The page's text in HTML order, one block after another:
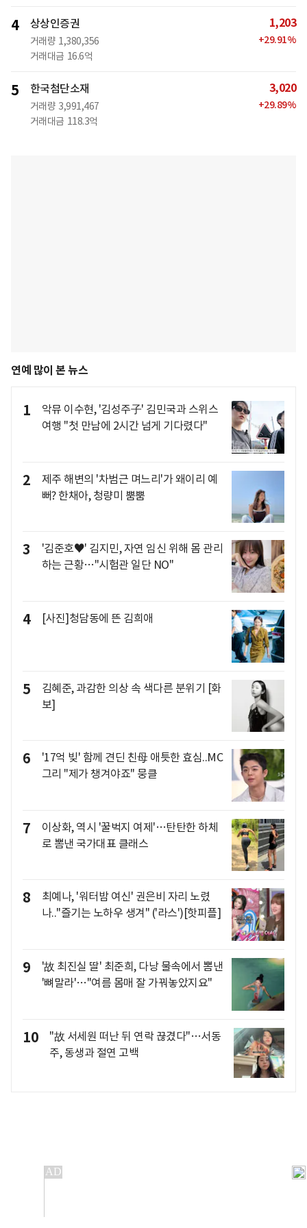
4 상상인증권
거래량 1,380,356
거래대금 16.6억
1,203
+29.91%
5 한국첨단소재
거래량 3,991,467
거래대금 118.3억
3,020
+29.89%
연예 많이 본 뉴스
1
악뮤 이수현, '김성주子' 김민국과 스위스
여행 "첫 만남에 2시간 넘게 기다렸다"
2
제주 해변의 '차범근 며느리'가 왜이리 예
뻐? 한채아, 청량미 뿜뿜
3
'김준호♥' 김지민, 자연 임신 위해 몸 관리
하는 근황…"시험관 일단 NO"
4 [사진]청담동에 뜬 김희애
5
김혜준, 과감한 의상 속 색다른 분위기 [화
보]
6
'17억 빚' 함께 견딘 친母 애틋한 효심..MC
그리 "제가 챙겨야죠" 뭉클
7
이상화, 역시 '꿀벅지 여제'…탄탄한 하체
로 뽐낸 국가대표 클래스
8
최예나, '워터밤 여신' 권은비 자리 노렸
나.."즐기는 노하우 생겨" ('라스')[핫피플]
9
'故 최진실 딸' 최준희, 다낭 물속에서 뽐낸
'뼈말라'…"여름 몸매 잘 가꿔놓았지요"
10
"故 서세원 떠난 뒤 연락 끊겼다"…서동
주, 동생과 절연 고백